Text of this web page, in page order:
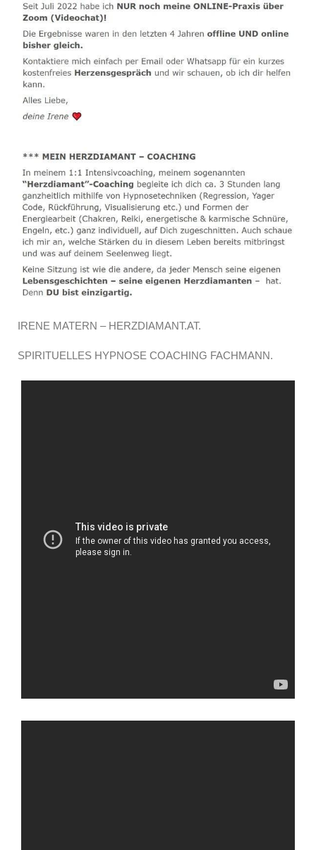
IRENE MATERN – HERZDIAMANT.AT.
SPIRITUELLES HYPNOSE COACHING FACHMANN.